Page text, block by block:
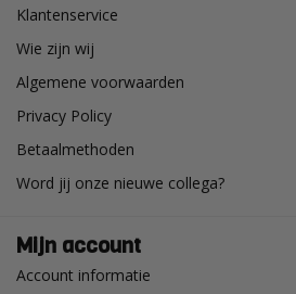
Klantenservice
Wie zijn wij
Algemene voorwaarden
Privacy Policy
Betaalmethoden
Word jij onze nieuwe collega?
Mijn account
Account informatie